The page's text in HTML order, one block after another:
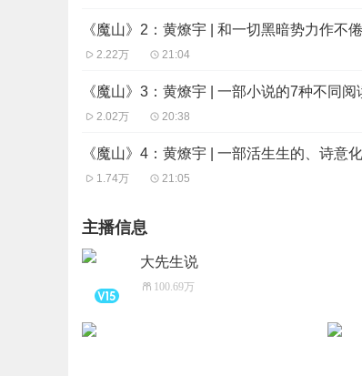
《魔山》2：黄燎宇 | 和一切黑暗势力作不
2.22万 21:04
《魔山》3：黄燎宇 | 一部小说的7种不同阅
2.02万 20:38
《魔山》4：黄燎宇 | 一部活生生的、诗意
1.74万 21:05
主播信息
大先生说
100.69万